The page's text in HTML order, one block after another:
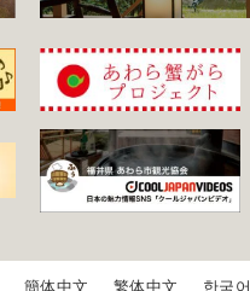
簡体中文 繁体中文 한국어